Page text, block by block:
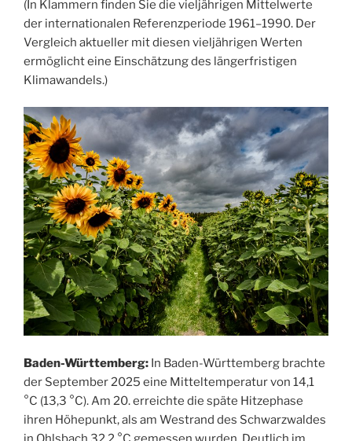
(In Klammern finden Sie die vieljährigen Mittelwerte
der internationalen Referenzperiode 1961–1990. Der
Vergleich aktueller mit diesen vieljährigen Werten
ermöglicht eine Einschätzung des längerfristigen
Klimawandels.)
Baden-Württemberg: In Baden-Württemberg brachte
der September 2025 eine Mitteltemperatur von 14,1
°C (13,3 °C). Am 20. erreichte die späte Hitzephase
ihren Höhepunkt, als am Westrand des Schwarzwaldes